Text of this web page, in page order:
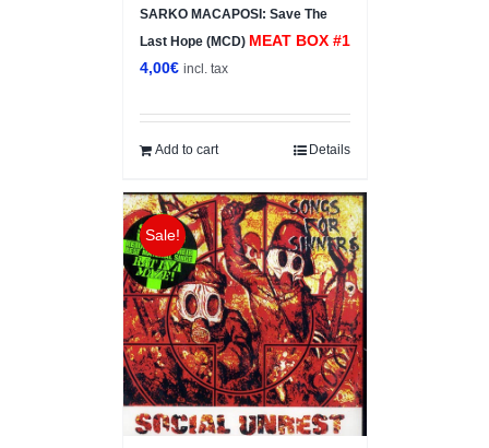
SARKO MACAPOSI: Save The
Last Hope (MCD) MEAT BOX #1
4,00€ incl. tax
Add to cart Details
Sale!